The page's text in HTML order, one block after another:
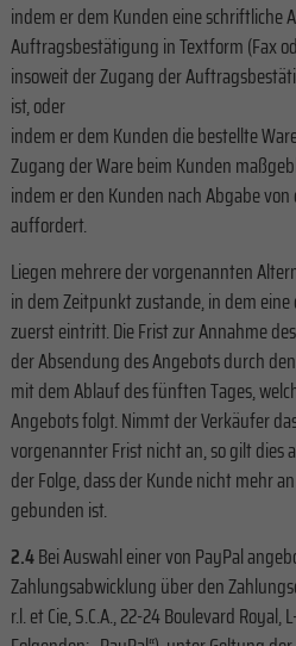
indem er dem Kunden eine schriftliche
Auftragsbestätigung in Textform (Fax
insoweit der Zugang der
ist, oder
indem er dem Kunden die bestellte
Zugang der Ware beim Kunden
indem er den Kunden nach Abgabe
auffordert.
Liegen mehrere der vorgenannten
in dem Zeitpunkt zustande, in dem
zuerst eintritt. Die Frist zur Annahme
der Absendung des Angebots durch
mit dem Ablauf des fünften Tages,
Angebots folgt. Nimmt der Verkäufer
vorgenannter Frist nicht an, so gilt dies
der Folge, dass der Kunde nicht mehr
gebunden ist.
2.4Bei Auswahl einer von PayPal
Zahlungsabwicklung über den
r.l. et Cie, S.C.A., 22-24 Boulevard